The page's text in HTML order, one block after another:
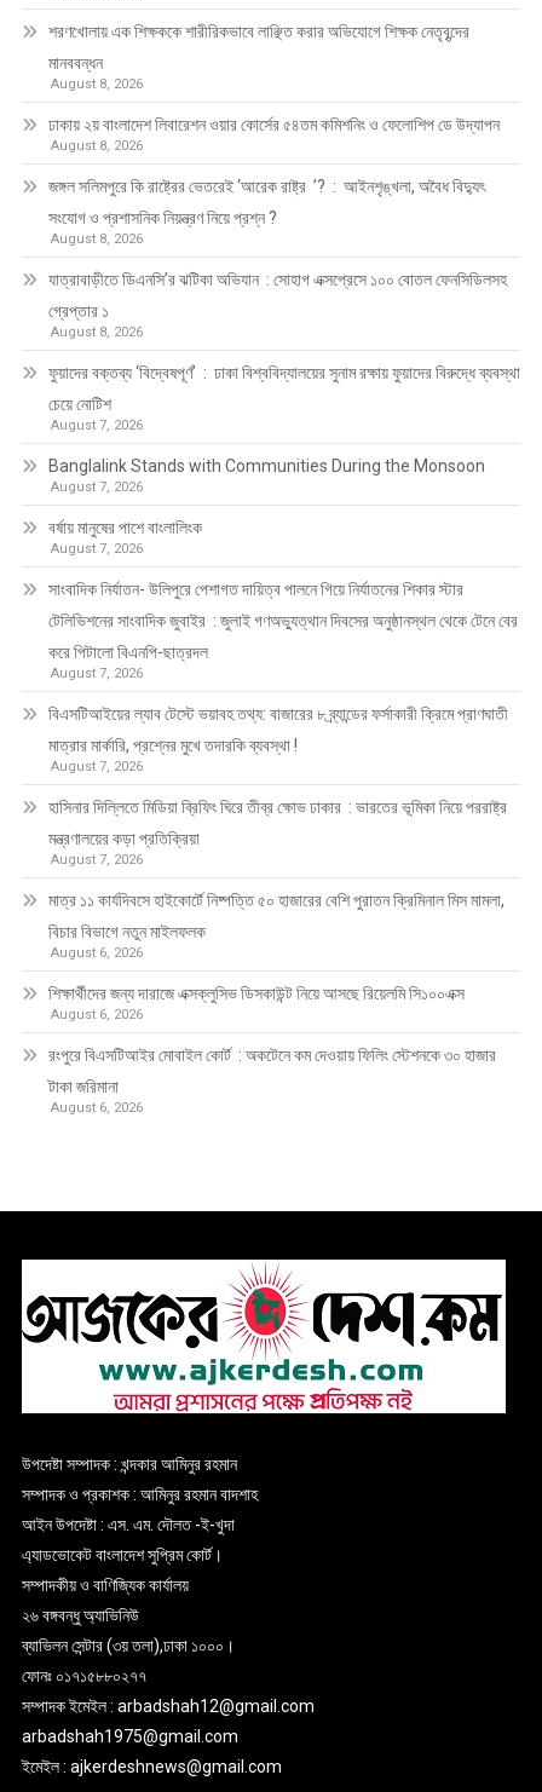
শরণখোলায় এক শিক্ষককে শারীরিকভাবে লাঞ্ছিত করার অভিযোগে শিক্ষক নেতৃবৃন্দের
মানববন্ধন
August 8, 2026
ঢাকায় ২য় বাংলাদেশ লিবারেশন ওয়ার কোর্সের ৫৪তম কমিশনিং ও ফেলোশিপ ডে উদ্‌যাপন
August 8, 2026
জঙ্গল সলিমপুরে কি রাষ্ট্রের ভেতরেই ‘আরেক রাষ্ট্র ’? : আইনশৃঙ্খলা, অবৈধ বিদ্যুৎ
সংযোগ ও প্রশাসনিক নিয়ন্ত্রণ নিয়ে প্রশ্ন ?
August 8, 2026
যাত্রাবাড়ীতে ডিএনসি’র ঝটিকা অভিযান : সোহাগ এক্সপ্রেসে ১০০ বোতল ফেনসিডিলসহ
গ্রেপ্তার ১
August 8, 2026
ফুয়াদের বক্তব্য ‘বিদ্বেষপূর্ণ’ : ঢাকা বিশ্ববিদ্যালয়ের সুনাম রক্ষায় ফুয়াদের বিরুদ্ধে ব্যবস্থা
চেয়ে নোটিশ
August 7, 2026
Banglalink Stands with Communities During the Monsoon
August 7, 2026
বর্ষায় মানুষের পাশে বাংলালিংক
August 7, 2026
সাংবাদিক নির্যাতন- উলিপুরে পেশাগত দায়িত্ব পালনে গিয়ে নির্যাতনের শিকার স্টার
টেলিভিশনের সাংবাদিক জুবাইর : জুলাই গণঅভ্যুত্থান দিবসের অনুষ্ঠানস্থল থেকে টেনে বের
করে পিটালো বিএনপি-ছাত্রদল
August 7, 2026
বিএসটিআইয়ের ল্যাব টেস্টে ভয়াবহ তথ্য: বাজারের ৮ ব্র্যান্ডের ফর্সাকারী ক্রিমে প্রাণঘাতী
মাত্রার মার্কারি, প্রশ্নের মুখে তদারকি ব্যবস্থা !
August 7, 2026
হাসিনার দিল্লিতে মিডিয়া ব্রিফিং ঘিরে তীব্র ক্ষোভ ঢাকার : ভারতের ভূমিকা নিয়ে পররাষ্ট্র
মন্ত্রণালয়ের কড়া প্রতিক্রিয়া
August 7, 2026
মাত্র ১১ কার্যদিবসে হাইকোর্টে নিষ্পত্তি ৫০ হাজারের বেশি পুরাতন ক্রিমিনাল মিস মামলা,
বিচার বিভাগে নতুন মাইলফলক
August 6, 2026
শিক্ষার্থীদের জন্য দারাজে এক্সক্লুসিভ ডিসকাউন্ট নিয়ে আসছে রিয়েলমি সি১০০এক্স
August 6, 2026
রংপুরে বিএসটিআইর মোবাইল কোর্ট : অকটেনে কম দেওয়ায় ফিলিং স্টেশনকে ৩০ হাজার
টাকা জরিমানা
August 6, 2026
উপদেষ্টা সম্পাদক : খন্দকার আমিনুর রহমান
সম্পাদক ও প্রকাশক : আমিনুর রহমান বাদশাহ
আইন উপদেষ্টা : এস. এম. দৌলত -ই-খুদা
এ্যাডভোকেট বাংলাদেশ সুপ্রিম কোর্ট।
সম্পাদকীয় ও বাণিজ্যিক কার্যালয়
২৬ বঙ্গবন্ধু অ্যাভিনিউ
ব্যাভিলন সেন্টার (৩য় তলা),ঢাকা ১০০০।
ফোনঃ ০১৭১৫৮৮০২৭৭
সম্পাদক ইমেইল : arbadshah12@gmail.com
arbadshah1975@gmail.com
ইমেইল : ajkerdeshnews@gmail.com